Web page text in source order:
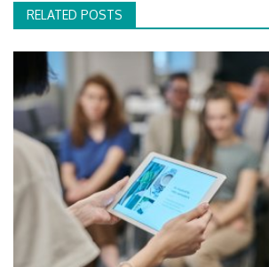
RELATED POSTS